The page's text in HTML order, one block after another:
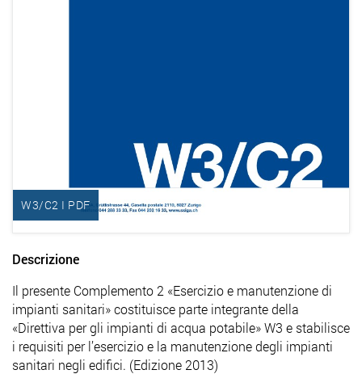
W3/C2 I PDF
Descrizione
Il presente Complemento 2 «Esercizio e manutenzione di
impianti sanitari» costituisce parte integrante della
«Direttiva per gli impianti di acqua potabile» W3 e stabilisce
i requisiti per l’esercizio e la manutenzione degli impianti
sanitari negli edifici. (Edizione 2013)